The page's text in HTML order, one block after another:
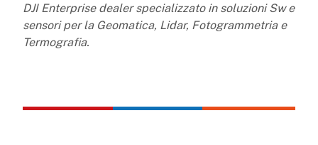
DJI Enterprise dealer specializzato in soluzioni Sw e
sensori per la Geomatica, Lidar, Fotogrammetria e
Termografia.